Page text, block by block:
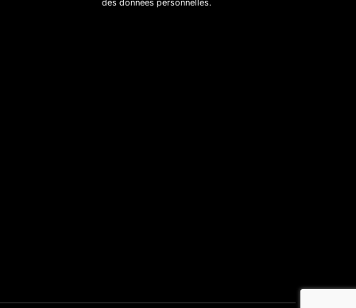
des données personnelles.